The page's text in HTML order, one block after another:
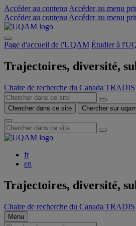
Accéder au contenu Accéder au menu
Accéder au contenu Accéder au menu
Page d'accueil de l'UQAM Étudier à
Trajectoires, diversité,
Chaire de recherche du Canada TRADIS
Chercher dans ce site Chercher sur
fr
en
Trajectoires, diversité,
Chaire de recherche du Canada TRADIS
Menu